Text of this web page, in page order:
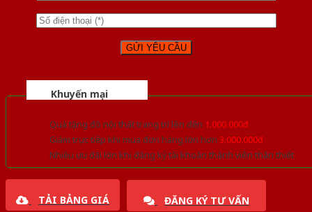
Khuyến mại
Quà tặng đồ nội thất trang trí lên đến 1.000.000đ
Giảm trực tiếp khi mua đơn hàng lớn hơn 3.000.000đ
Nhiều ưu đãi lớn khi đăng ký tài khoản thành viên thân thiết
TẢI BẢNG GIÁ ĐĂNG KÝ TƯ VẤN